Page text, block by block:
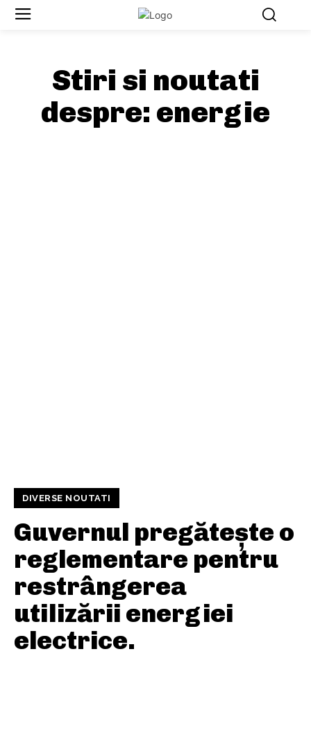
Stiri si noutati
despre: energie
DIVERSE NOUTATI
Guvernul pregătește o
reglementare pentru
restrângerea
utilizării energiei
electrice.